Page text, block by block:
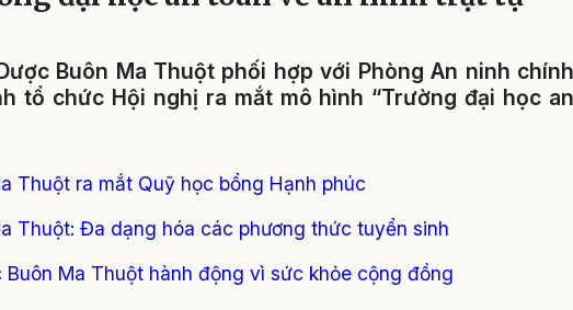
Buôn Ma Thuột phối hợp với Phòng An ninh chính
tổ chức Hội nghị ra mắt mô hình “Trường đại học an
Thuột ra mắt Quỹ học bổng Hạnh phúc
Thuột: Đa dạng hóa các phương thức tuyển sinh
Ma Thuột hành động vì sức khỏe cộng đồng